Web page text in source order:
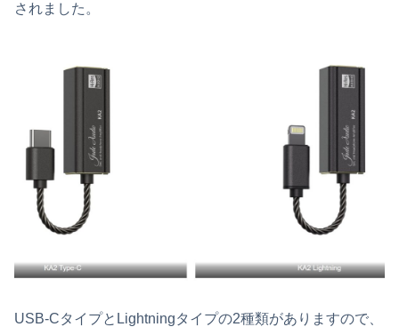
されました。
USB-CタイプとLightningタイプの2種類がありますので、